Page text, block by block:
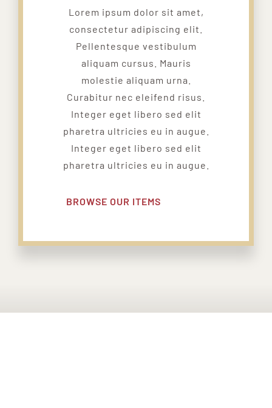
Lorem ipsum dolor sit amet,
consectetur adipiscing elit.
Pellentesque vestibulum
aliquam cursus. Mauris
molestie aliquam urna.
Curabitur nec eleifend risus.
Integer eget libero sed elit
pharetra ultricies eu in augue.
Integer eget libero sed elit
pharetra ultricies eu in augue.
BROWSE OUR ITEMS